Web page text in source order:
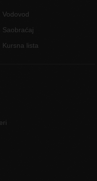
Vodovod
Saobraćaj
Kursna lista